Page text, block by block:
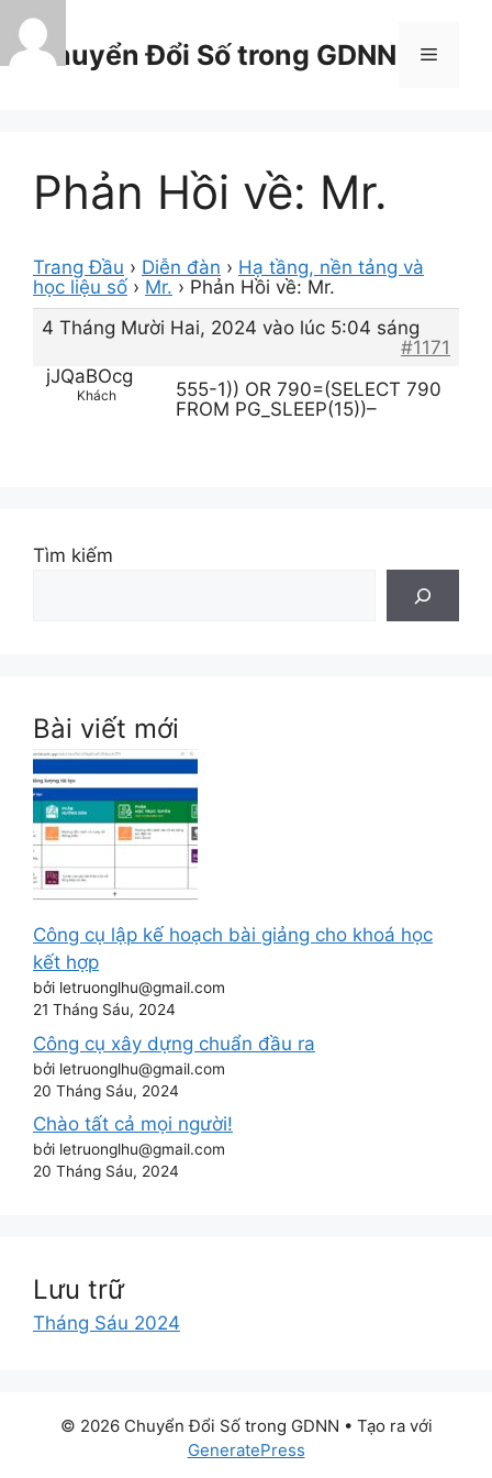
Chuyển
đến
nội
Chuyển Đổi Số trong GDNN Menu
Phản Hồi về: Mr.
Trang Đầu › Diễn đàn › Hạ tầng, nền tảng và
học liệu số › Mr. › Phản Hồi về: Mr.
4 Tháng Mười Hai, 2024 vào lúc 5:04 sáng
#1171
jJQaBOcg
Khách
555-1)) OR 790=(SELECT 790
FROM PG_SLEEP(15))–
Tìm kiếm
Bài viết mới
Công cụ lập kế hoạch bài giảng cho khoá học
kết hợp
bởi letruonglhu@gmail.com
21 Tháng Sáu, 2024
Công cụ xây dựng chuẩn đầu ra
bởi letruonglhu@gmail.com
20 Tháng Sáu, 2024
Chào tất cả mọi người!
bởi letruonglhu@gmail.com
20 Tháng Sáu, 2024
Lưu trữ
Tháng Sáu 2024
© 2026 Chuyển Đổi Số trong GDNN • Tạo ra với
GeneratePress